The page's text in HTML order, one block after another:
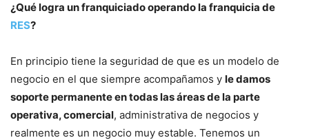
¿Qué logra un franquiciado operando la franquicia de
RES?
En principio tiene la seguridad de que es un modelo de
negocio en el que siempre acompañamos y le damos
soporte permanente en todas las áreas de la parte
operativa, comercial, administrativa de negocios y
realmente es un negocio muy estable. Tenemos un